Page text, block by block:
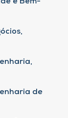
de